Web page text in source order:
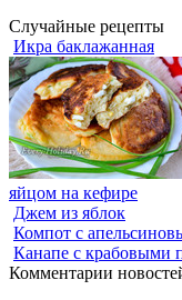
Случайные рецепты
Икра баклажанная
яйцом на кефире
Джем из яблок
Компот с
Канапе с крабовыми
Комментарии